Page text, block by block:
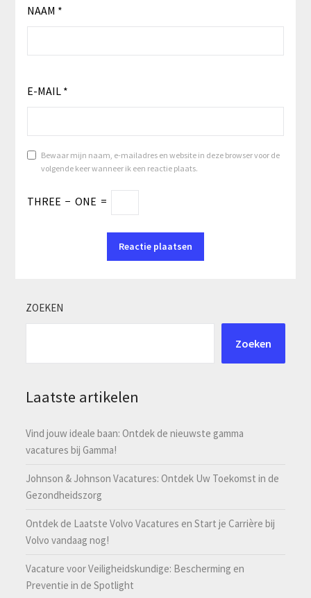
NAAM *
E-MAIL *
Bewaar mijn naam, e-mailadres en website in deze browser voor de
volgende keer wanneer ik een reactie plaats.
THREE − ONE =
ZOEKEN
Zoeken
Laatste artikelen
Vind jouw ideale baan: Ontdek de nieuwste gamma
vacatures bij Gamma!
Johnson & Johnson Vacatures: Ontdek Uw Toekomst in de
Gezondheidszorg
Ontdek de Laatste Volvo Vacatures en Start je Carrière bij
Volvo vandaag nog!
Vacature voor Veiligheidskundige: Bescherming en
Preventie in de Spotlight